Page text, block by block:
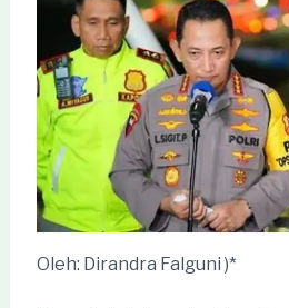
Oleh: Dirandra Falguni )*